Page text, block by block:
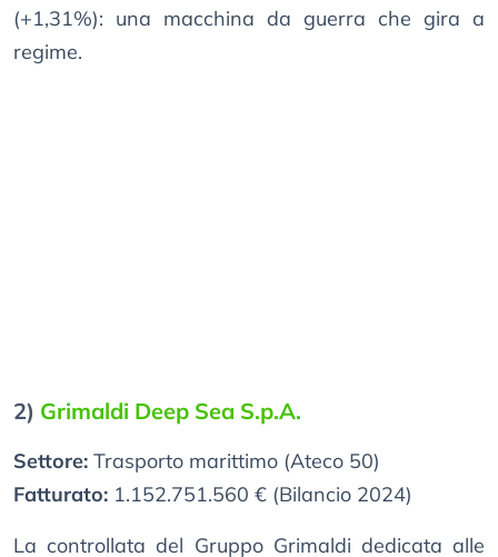
(+1,31%): una macchina da guerra che gira a
regime.
2) Grimaldi Deep Sea S.p.A.
Settore: Trasporto marittimo (Ateco 50)
Fatturato: 1.152.751.560 € (Bilancio 2024)
La controllata del Gruppo Grimaldi dedicata alle